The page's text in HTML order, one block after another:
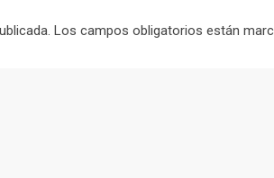
Los campos obligatorios están